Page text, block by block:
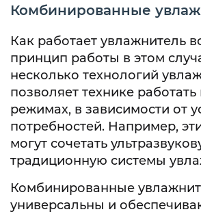
Комбинированные
Как работает увлажнитель
принцип работы в этом
несколько технологий
позволяет технике
режимах, в зависимости от
потребностей. Например,
могут сочетать
традиционную системы
Комбинированные
универсальны и